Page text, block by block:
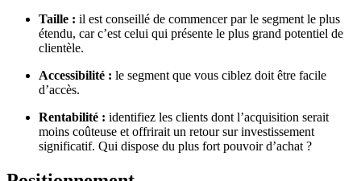
Taille : il est conseillé de commencer par le segment le plus
étendu, car c’est celui qui présente le plus grand potentiel de
clientèle.
Accessibilité : le segment que vous ciblez doit être facile
d’accès.
Rentabilité : identifiez les clients dont l’acquisition serait
moins coûteuse et offrirait un retour sur investissement
significatif. Qui dispose du plus fort pouvoir d’achat ?